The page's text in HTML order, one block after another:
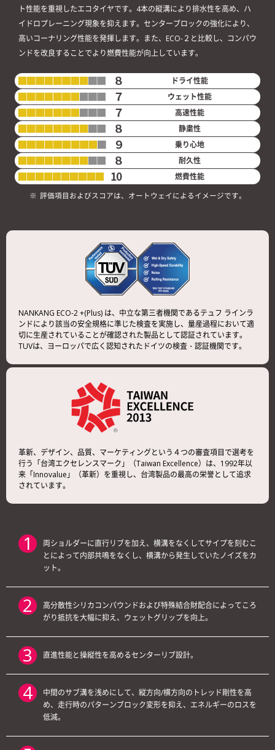
ト性能を重視したエコタイヤです。4本の縦溝により排水性を高め、ハ
イドロプレーニング現象を抑えます。センターブロックの強化により、
高いコーナリング性能を発揮します。また、ECO-２と比較し、コンパウ
ンドを改良することでより燃費性能が向上しています。
ドライ性能
ウェット性能
高速性能
静粛性
乗り心地
耐久性
燃費性能
評価項目およびスコアは、オートウェイによるイメージです。
NANKANG ECO-2 +(Plus) は、中立な第三者機関であるテュフ ラインラ
ンドにより該当の安全規格に準じた検査を実施し、量産過程において適
切に生産されていることが確認された製品として認証されています。
TUVは、ヨーロッパで広く認知されたドイツの検査・認証機関です。
革新、デザイン、品質、マーケティングという４つの審査項目で選考を
行う「台湾エクセレンスマーク」（Taiwan Excellence）は、1992年以
来「Innovalue」（革新）を重視し、台湾製品の最高の栄誉として追求
されています。
両ショルダーに直行リブを加え、横溝をなくしてサイプを刻むこ
とによって内部共鳴をなくし、横溝から発生していたノイズをカ
ット。
高分散性シリカコンパウンドおよび特殊結合財配合によってころ
がり抵抗を大幅に抑え、ウェットグリップを向上。
直進性能と操縦性を高めるセンターリブ設計。
中間のサブ溝を浅めにして、縦方向/横方向のトレッド剛性を高
め、走行時のパターンブロック変形を抑え、エネルギーのロスを
低減。